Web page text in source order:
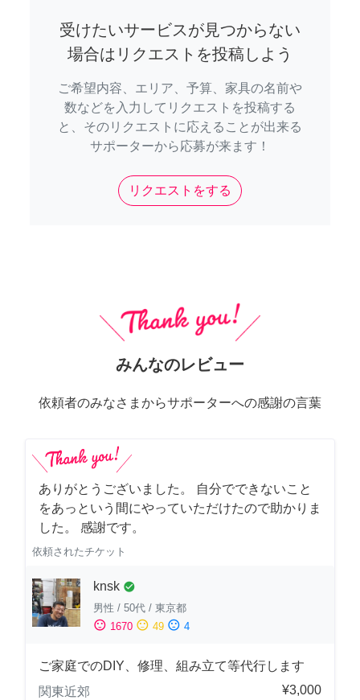
受けたいサービスが見つからない
場合はリクエストを投稿しよう
ご希望内容、エリア、予算、家具の名前や
数などを入力してリクエストを投稿する
と、そのリクエストに応えることが出来る
サポーターから応募が来ます！
リクエストをする
みんなのレビュー
依頼者のみなさまからサポーターへの感謝の言葉
ありがとうございました。 自分でできないこと
をあっという間にやっていただけたので助かりま
した。 感謝です。
依頼されたチケット
knsk check_circle
男性 / 50代 / 東京都
sentiment_satisfied 1670 sentiment_neutral 49 sentiment_dissatisfied 4
ご家庭でのDIY、修理、組み立て等代行します
関東近郊
¥3,000